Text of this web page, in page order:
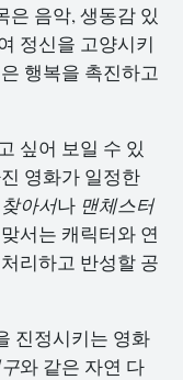
은 음악, 생동감 있
정신을 고양시키
행복을 촉진하고
싶어 보일 수 있
영화가 일정한
아서나 맨체스터
서는 캐릭터와 연
리하고 반성할 공
진정시키는 영화
와 같은 자연 다